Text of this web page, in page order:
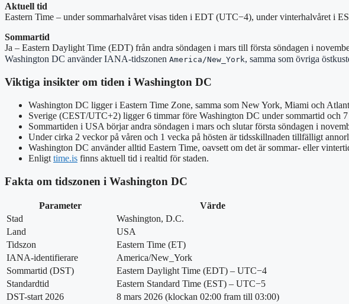
Aktuell tid
Eastern Time – under sommarhalvåret visas tiden i EDT (UTC−4), under vinterhalvåret i
Sommartid
Ja – Eastern Daylight Time (EDT) från andra söndagen i mars till första söndagen i
Washington DC använder IANA-tidszonen America/New_York, samma som övriga
Viktiga insikter om tiden i Washington DC
Washington DC ligger i Eastern Time Zone, samma som New York, Miami och
Sverige (CEST/UTC+2) ligger 6 timmar före Washington DC under sommartid och
Sommartiden i USA börjar andra söndagen i mars och slutar första söndagen i
Under cirka 2 veckor på våren och 1 vecka på hösten är tidsskillnaden tillfälligt
Washington DC använder alltid Eastern Time, oavsett om det är sommar- eller
Enligt time.is finns aktuell tid i realtid för staden.
Fakta om tidszonen i Washington DC
Parameter
Värde
Stad
Washington, D.C.
Land
USA
Tidszon
Eastern Time (ET)
IANA-identifierare
America/New_York
Sommartid (DST)
Eastern Daylight Time (EDT) – UTC−4
Standardtid
Eastern Standard Time (EST) – UTC−5
DST-start 2026
8 mars 2026 (klockan 02:00 fram till 03:00)